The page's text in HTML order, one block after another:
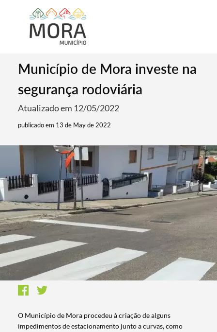
Município de Mora investe na
segurança rodoviária
Atualizado em 12/05/2022
publicado em 13 de May de 2022
O Município de Mora procedeu à criação de alguns
impedimentos de estacionamento junto a curvas, como